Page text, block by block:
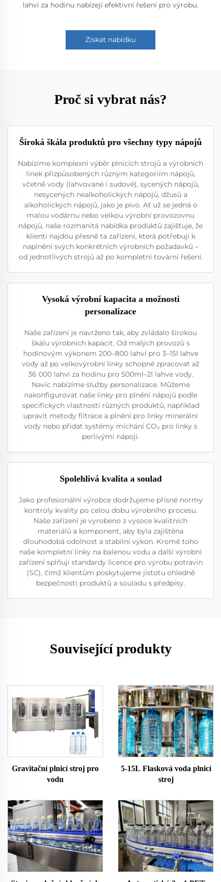
lahví za hodinu nabízejí efektivní řešení pro výrobu.
Získat nabídku
Proč si vybrat nás?
Široká škála produktů pro všechny typy nápojů
Nabízíme komplexní výběr plnicích strojů a výrobních
linek přizpůsobených různým kategoriím nápojů,
včetně vody (lahvované i sudové), sycených nápojů,
nesycených nealkoholických nápojů, džusů a
alkoholických nápojů, jako je pivo. Ať už se jedná o
malou vodárnu nebo velkou výrobní provozovnu
nápojů, naše rozmanitá nabídka produktů zajišťuje, že
klienti najdou přesně ta zařízení, která potřebují k
naplnění svých konkrétních výrobních požadavků –
od jednotlivých strojů až po kompletní tovární řešení.
Vysoká výrobní kapacita a možnosti
personalizace
Naše zařízení je navrženo tak, aby zvládalo širokou
škálu výrobních kapacit. Od malých provozů s
hodinovým výkonem 200–800 lahví pro 3–15l lahve
vody až po velkovýrobní linky schopné zpracovat až
36 000 lahví za hodinu pro 500ml–2l lahve vody.
Navíc nabízíme služby personalizace. Můžeme
nakonfigurovat naše linky pro plnění nápojů podle
specifických vlastností různých produktů, například
upravit metody filtrace a plnění pro linky minerální
vody nebo přidat systémy míchání CO₂ pro linky s
perlivými nápoji.
Spolehlivá kvalita a soulad
Jako profesionální výrobce dodržujeme přísné normy
kontroly kvality po celou dobu výrobního procesu.
Naše zařízení je vyrobeno z vysoce kvalitních
materiálů a komponent, aby byla zajištěna
dlouhodobá odolnost a stabilní výkon. Kromě toho
naše kompletní linky na balenou vodu a další výrobní
zařízení splňují standardy licence pro výrobu potravin
(SC), čímž klientům poskytujeme jistotu ohledně
bezpečnosti produktů a souladu s předpisy.
Související produkty
Gravitační plnicí stroj pro
vodu
5-15L Flasková voda plnicí
stroj